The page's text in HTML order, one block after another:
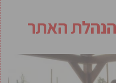
הנהלת האתר